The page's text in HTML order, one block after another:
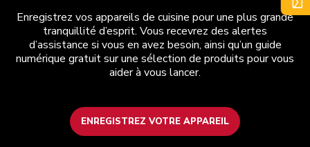
Enregistrez vos appareils de cuisine pour une plus grande
tranquillité d’esprit. Vous recevrez des alertes
d’assistance si vous en avez besoin, ainsi qu’un guide
numérique gratuit sur une sélection de produits pour vous
aider à vous lancer.
ENREGISTREZ VOTRE APPAREIL